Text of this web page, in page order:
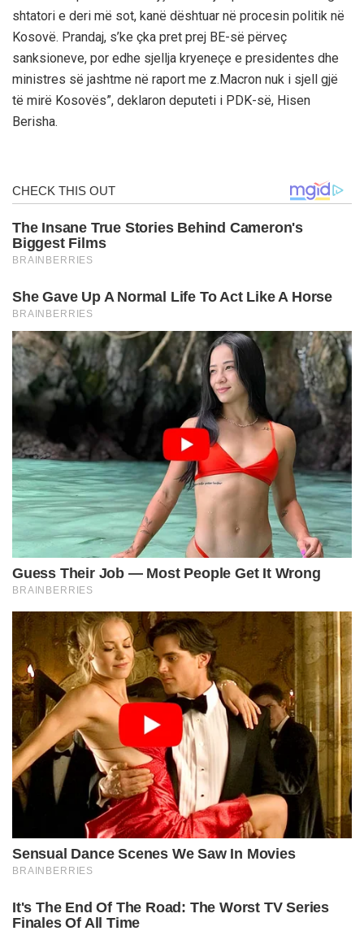
shtatori e deri më sot, kanë dështuar në procesin politik në
Kosovë. Prandaj, s’ke çka pret prej BE-së përveç
sanksioneve, por edhe sjellja kryeneçe e presidentes dhe
ministres së jashtme në raport me z.Macron nuk i sjell gjë
të mirë Kosovës”, deklaron deputeti i PDK-së, Hisen
Berisha.